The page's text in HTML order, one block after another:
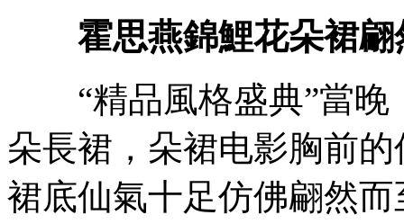
霍思燕錦鯉花朵裙
“精品風格盛典”當晚
朵長裙，朵裙电影胸前
裙底仙氣十足仿佛翩然而